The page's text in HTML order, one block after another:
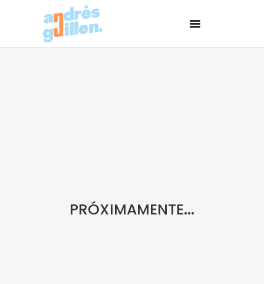
PRÓXIMAMENTE...